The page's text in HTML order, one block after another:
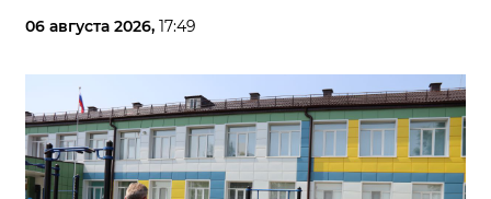
06 августа 2026, 17:49